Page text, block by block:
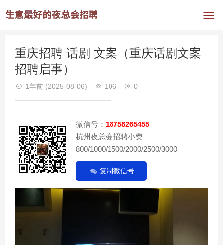
重庆招聘 话剧 文案（重庆话剧文案
招聘启事）
1年前 (2025-08-06) 106 0
微信号： 18758265455
杭州夜总会招聘小费
800/1000/1500/2000/2500/3000
复制微信号